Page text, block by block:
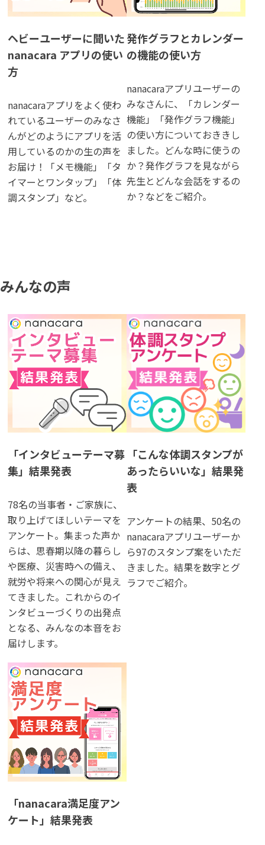
⁨ヘビーユーザーに聞いた
nanacara アプリの使い
方
nanacaraアプリをよく使わ
れているユーザーのみなさ
んがどのようにアプリを活
用しているのかの生の声を
お届け！「メモ機能」「タ
イマーとワンタップ」「体
調スタンプ」など。
発作グラフとカレンダー
の機能の使い方
nanacaraアプリユーザーの
みなさんに、「カレンダー
機能」「発作グラフ機能」
の使い方についておききし
ました。どんな時に使うの
か？発作グラフを見ながら
先生とどんな会話をするの
か？などをご紹介。
みんなの声
⁨「インタビューテーマ募
集」結果発表
78名の当事者・ご家族に、
取り上げてほしいテーマを
アンケート。集まった声か
らは、思春期以降の暮らし
や医療、災害時への備え、
就労や将来への関心が見え
てきました。これからのイ
ンタビューづくりの出発点
となる、みんなの本音をお
届けします。
⁨「こんな体調スタンプが
あったらいいな」結果発
表
アンケートの結果、50名の
nanacaraアプリユーザーか
ら97のスタンプ案をいただ
きました。結果を数字とグ
ラフでご紹介。
「nanacara⁨満足度アン
ケート」結果発表